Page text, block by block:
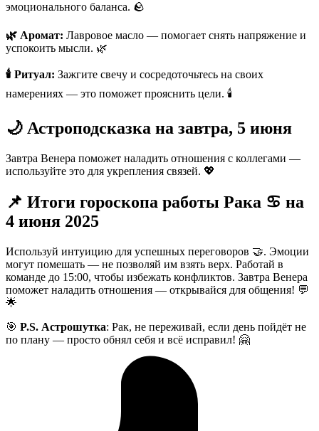
эмоционального баланса. 🪨
🌿 Аромат: Лавровое масло — помогает снять напряжение и
успокоить мысли. 🌿
🕯️ Ритуал: Зажгите свечу и сосредоточьтесь на своих
намерениях — это поможет прояснить цели. 🕯️
🌙 Астроподсказка на завтра, 5 июня
Завтра Венера поможет наладить отношения с коллегами —
используйте это для укрепления связей. 💖
📌 Итоги гороскопа работы Рака ♋️ на
4 июня 2025
Используй интуицию для успешных переговоров 🤝. Эмоции
могут помешать — не позволяй им взять верх. Работай в
команде до 15:00, чтобы избежать конфликтов. Завтра Венера
поможет наладить отношения — открывайся для общения! 💬
🌟
🎯 P.S. Астрошутка: Рак, не переживай, если день пойдёт не
по плану — просто обнял себя и всё исправил! 🤗